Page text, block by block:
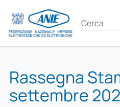
Rassegna
settembre